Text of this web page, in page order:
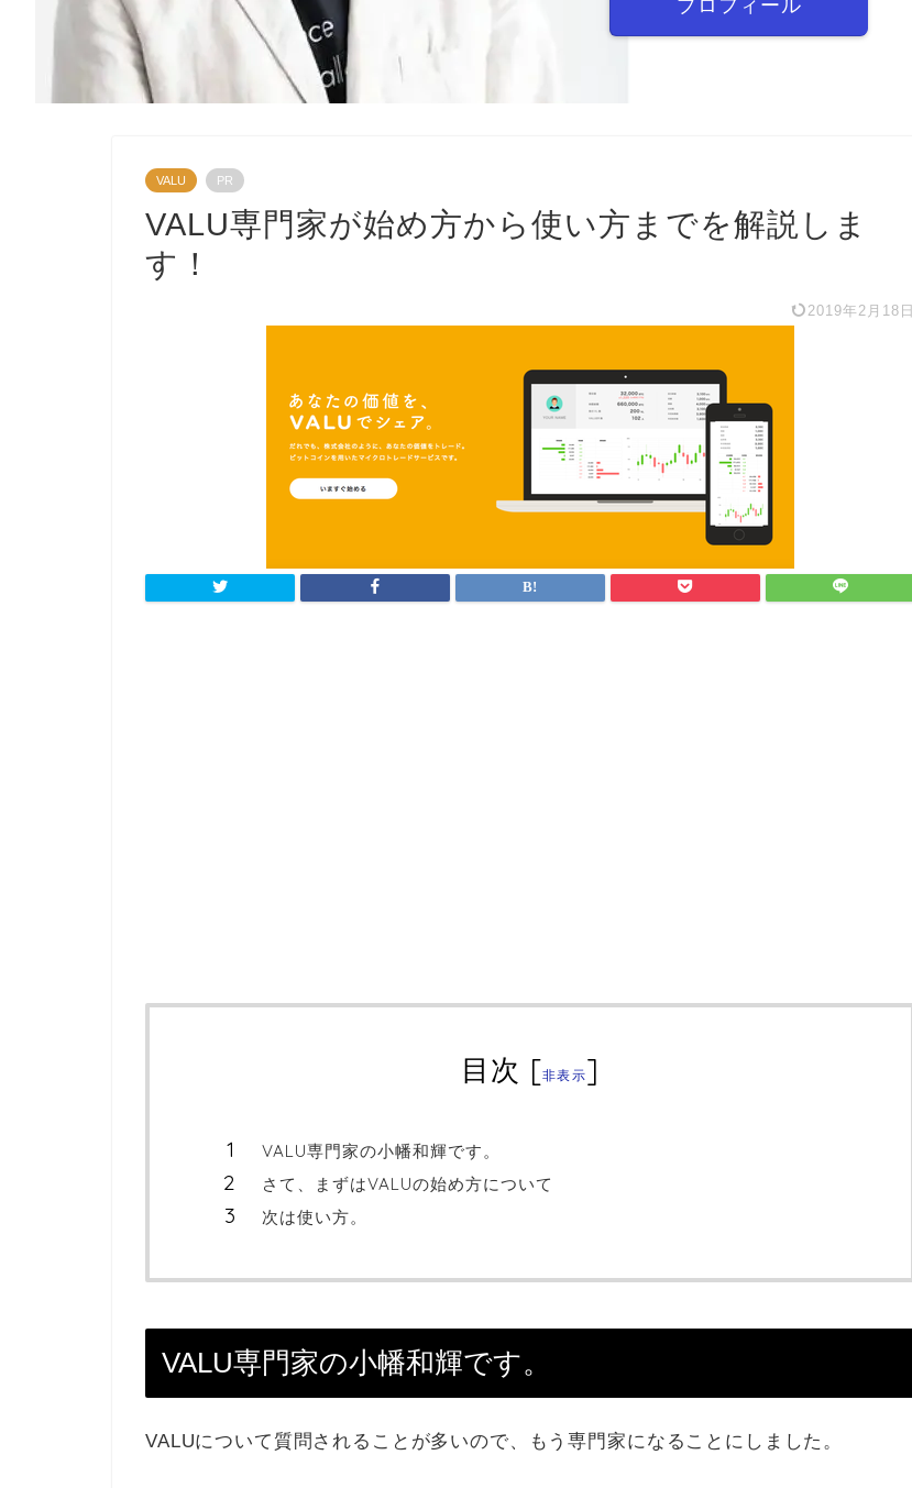
プロフィール
VALU PR
VALU専門家が始め方から使い方までを解説しま
す！
2019年2月18日
目次 [非表示]
VALU専門家の小幡和輝です。
さて、まずはVALUの始め方について
次は使い方。
VALU専門家の小幡和輝です。
VALUについて質問されることが多いので、もう専門家になることにしました。